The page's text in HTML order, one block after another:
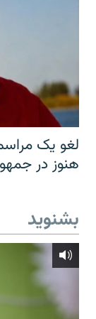
لغو یک
هنوز در
بشنوید